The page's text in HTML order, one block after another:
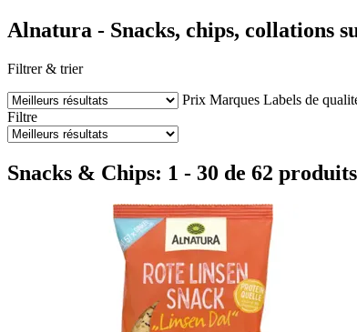
Alnatura - Snacks, chips, collations
Filtrer & trier
Prix Marques Labels de
Filtre
Snacks & Chips: 1 - 30 de 62 produits